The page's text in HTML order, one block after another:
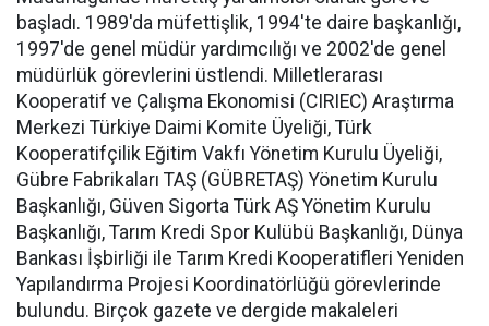
başladı. 1989'da müfettişlik, 1994'te daire başkanlığı,
1997'de genel müdür yardımcılığı ve 2002'de genel
müdürlük görevlerini üstlendi. Milletlerarası
Kooperatif ve Çalışma Ekonomisi (CIRIEC) Araştırma
Merkezi Türkiye Daimi Komite Üyeliği, Türk
Kooperatifçilik Eğitim Vakfı Yönetim Kurulu Üyeliği,
Gübre Fabrikaları TAŞ (GÜBRETAŞ) Yönetim Kurulu
Başkanlığı, Güven Sigorta Türk AŞ Yönetim Kurulu
Başkanlığı, Tarım Kredi Spor Kulübü Başkanlığı, Dünya
Bankası İşbirliği ile Tarım Kredi Kooperatifleri Yeniden
Yapılandırma Projesi Koordinatörlüğü görevlerinde
bulundu. Birçok gazete ve dergide makaleleri